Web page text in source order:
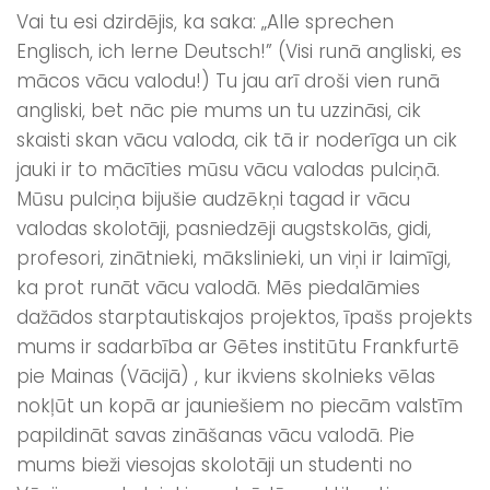
Vai tu esi dzirdējis, ka saka: „Alle sprechen
Englisch, ich lerne Deutsch!” (Visi runā angliski, es
mācos vācu valodu!) Tu jau arī droši vien runā
angliski, bet nāc pie mums un tu uzzināsi, cik
skaisti skan vācu valoda, cik tā ir noderīga un cik
jauki ir to mācīties mūsu vācu valodas pulciņā.
Mūsu pulciņa bijušie audzēkņi tagad ir vācu
valodas skolotāji, pasniedzēji augstskolās, gidi,
profesori, zinātnieki, mākslinieki, un viņi ir laimīgi,
ka prot runāt vācu valodā. Mēs piedalāmies
dažādos starptautiskajos projektos, īpašs projekts
mums ir sadarbība ar Gētes institūtu Frankfurtē
pie Mainas (Vācijā) , kur ikviens skolnieks vēlas
nokļūt un kopā ar jauniešiem no piecām valstīm
papildināt savas zināšanas vācu valodā. Pie
mums bieži viesojas skolotāji un studenti no